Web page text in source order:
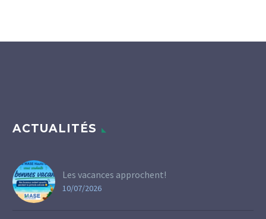
ACTUALITÉS
Les vacances approchent!
10/07/2026